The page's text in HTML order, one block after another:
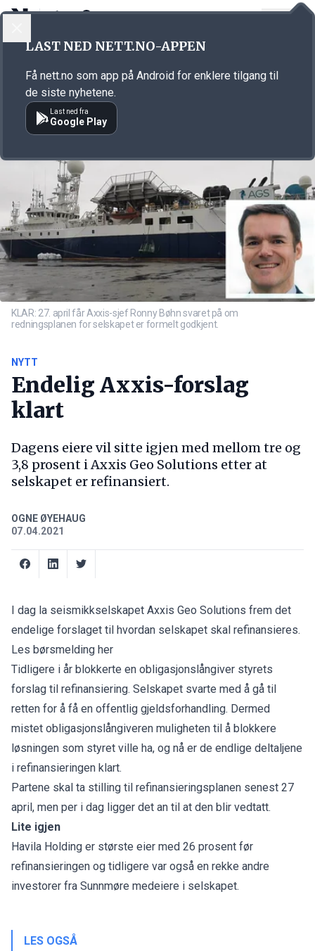
Annonsørinnhold
KLAR: 27. april får Axxis-sjef Ronny Bøhn svaret på om
redningsplanen for selskapet er formelt godkjent.
NYTT
Endelig Axxis-forslag
klart
Dagens eiere vil sitte igjen med mellom tre og
3,8 prosent i Axxis Geo Solutions etter at
selskapet er refinansiert.
OGNE ØYEHAUG
07.04.2021
I dag la seismikkselskapet Axxis Geo Solutions frem det
endelige forslaget til hvordan selskapet skal refinansieres.
Les børsmelding her
Tidligere i år blokkerte en obligasjonslångiver styrets
forslag til refinansiering. Selskapet svarte med å gå til
retten for å få en offentlig gjeldsforhandling. Dermed
mistet obligasjonslångiveren muligheten til å blokkere
løsningen som styret ville ha, og nå er de endlige deltaljene
i refinansieringen klart.
Partene skal ta stilling til refinansieringsplanen senest 27
april, men per i dag ligger det an til at den blir vedtatt.
Lite igjen
Havila Holding er største eier med 26 prosent før
refinansieringen og tidligere var også en rekke andre
investorer fra Sunnmøre medeiere i selskapet.
LES OGSÅ
LAST NED NETT.NO-APPEN
Få nett.no som app på Android for enklere tilgang til
de siste nyhetene.
Last ned fra
Google Play